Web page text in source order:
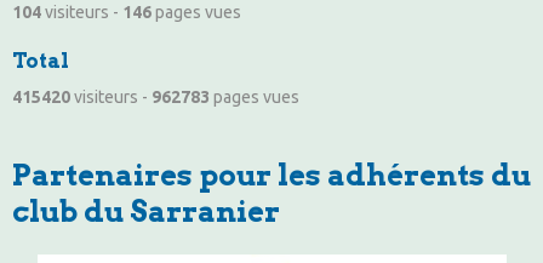
104visiteurs - 146pages vues
Total
415420visiteurs - 962783 pages vues
Partenaires pour les adhérents du
club du Sarranier